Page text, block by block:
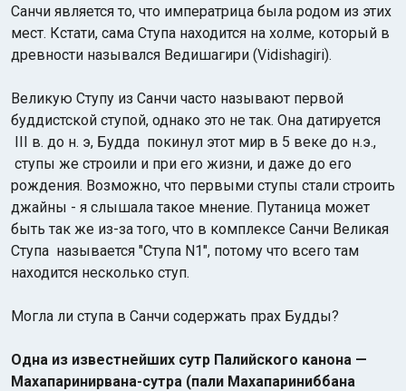
Санчи является то, что императрица была родом из этих
мест. Кстати, сама Ступа находится на холме, который в
древности назывался Ведишагири (Vidishagiri).
Великую Ступу из Санчи часто называют первой
буддистской ступой, однако это не так. Она датируется
III в. до н. э, Будда покинул этот мир в 5 веке до н.э.,
ступы же строили и при его жизни, и даже до его
рождения. Возможно, что первыми ступы стали строить
джайны - я слышала такое мнение. Путаница может
быть так же из-за того, что в комплексе Санчи Великая
Ступа называется "Ступа N1", потому что всего там
находится несколько ступ.
Могла ли ступа в Санчи содержать прах Будды?
Одна из известнейших сутр Палийского канона —
Махапаринирвана-сутра (пали Махапариниббана